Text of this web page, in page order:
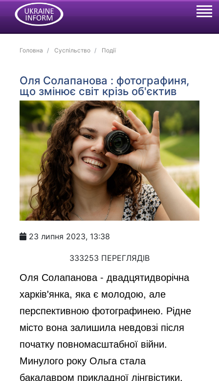
Головна Суспільство Події
Оля Солапанова : фотографиня,
що змінює світ крізь об'єктив
23 липня 2023, 13:38
333253 ПЕРЕГЛЯДІВ
Оля Солапанова - двадцятидворічна
харків'янка, яка є молодою, але
перспективною фотографинею. Рідне
місто вона залишила невдовзі після
початку повномасштабної війни.
Минулого року Ольга стала
бакалавром прикладної лінгвістики,